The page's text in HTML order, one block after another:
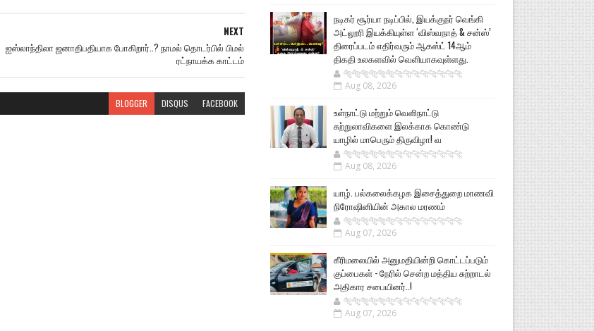
NEXT
ஐஸ்லாந்திலா ஜனாதிபதியாக போகிறார்..? நாமல் தொடர்பில் பிமல்
ரட்நாயக்க காட்டம்
BLOGGER DISQUS FACEBOOK
நடிகர் சூர்யா நடிப்பில், இயக்குநர் வெங்கி
அட்லூரி இயக்கியுள்ள ‘விஸ்வநாத் & சன்ஸ்’
திரைப்படம் எதிர்வரும் ஆகஸ்ட் 14ஆம்
திகதி உலகளவில் வெளியாகவுள்ளது.
🐅🐅🐅🐅🐅🐅🐆🐆🐆🐆🐆🐆🐆🐆
Aug 08, 2026
உள்நாட்டு மற்றும் வெளிநாட்டு
சுற்றுலாவிகளை இலக்காக கொண்டு
யாழில் மாபெரும் திருவிழா! வ
🐅🐅🐅🐅🐅🐅🐆🐆🐆🐆🐆🐆🐆🐆
Aug 08, 2026
யாழ். பல்கலைக்கழக இசைத்துறை மாணவி
நிரோஷினியின் அகால மரணம்
🐅🐅🐅🐅🐅🐅🐆🐆🐆🐆🐆🐆🐆🐆
Aug 07, 2026
கீரிமலையில் அனுமதியின்றி கொட்டப்படும்
குப்பைகள் - நேரில் சென்ற மத்திய சுற்றாடல்
அதிகார சபையினர்..!
🐅🐅🐅🐅🐅🐅🐆🐆🐆🐆🐆🐆🐆🐆
Aug 07, 2026